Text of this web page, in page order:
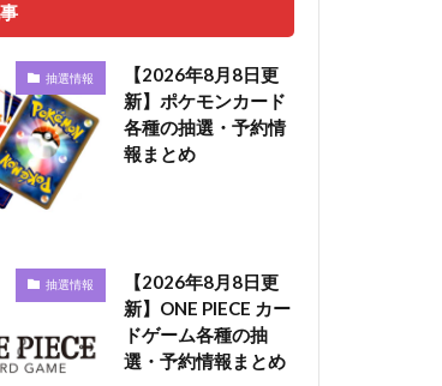
抽選情報
【2026年8月8日更
新】ポケモンカード
各種の抽選・予約情
報まとめ
抽選情報
【2026年8月8日更
新】ONE PIECE カー
ドゲーム各種の抽
選・予約情報まとめ